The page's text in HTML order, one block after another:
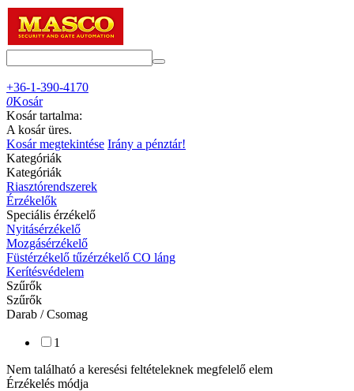
+36-1-390-4170
0Kosár
Kosár tartalma:
A kosár üres.
Kosár megtekintése Irány a pénztár!
Kategóriák
Kategóriák
Riasztórendszerek
Érzékelők
Speciális érzékelő
Nyitásérzékelő
Mozgásérzékelő
Füstérzékelő tűzérzékelő CO láng
Kerítésvédelem
Szűrők
Szűrők
Darab / Csomag
1
Nem található a keresési feltételeknek megfelelő elem
Érzékelés módja